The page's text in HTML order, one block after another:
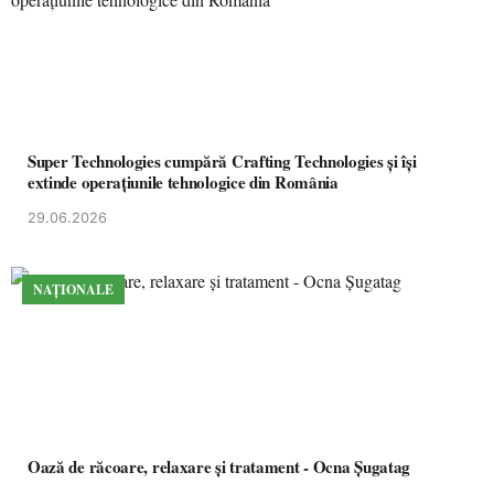
Super Technologies cumpără Crafting Technologies și își
extinde operațiunile tehnologice din România
29.06.2026
NAȚIONALE
Oază de răcoare, relaxare și tratament - Ocna Șugatag